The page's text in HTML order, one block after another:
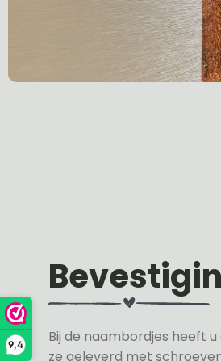
9,4
Bij de naambordjes heeft
ze geleverd met